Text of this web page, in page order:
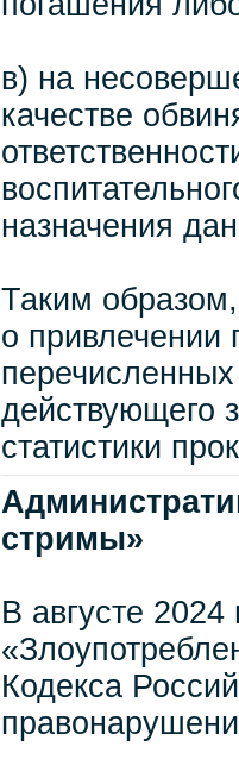
в) на
качестве
назначения
Таким
о привлечении
перечисленных
действующего
статистики
стримы»
В августе
Кодекса